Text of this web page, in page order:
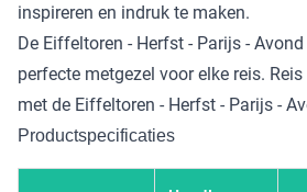
inspireren en indruk te maken.
De Eiffeltoren - Herfst - Parijs -
perfecte metgezel voor elke reis.
met de Eiffeltoren - Herfst - Parijs -
Productspecificaties